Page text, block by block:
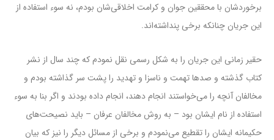
برخوردشان با محققین جوان و کرامت اخلاقی‌شان بودم، نه سوء استفاده از
این جریان چنانکه برخی پنداشته‌اند.
حقیر زمانی این جریان را به شکل رسمی نقل نمودم که چند سال از نشر
کتاب گذشته و صدها تهمت و ناسزا و تهدید را پشت سر گذاشته بودم و
مخالفان آنچه را می‌خواستند انجام دهند، انجام داده بودند و اگر بنا به سوء
استفاده از نام ایشان بود – به روش مخالفان عرفان – باید نصیحت‌های
حکیمانه ایشان را تقطیع می‌نمودم و برخی از مسائل دیگر را نیز که بیان